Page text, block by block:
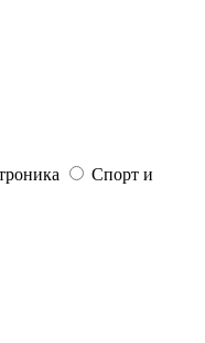
Спорт и